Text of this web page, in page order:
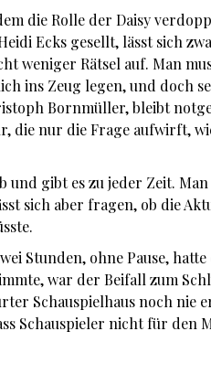
die Rolle der Daisy
Ecks gesellt, lässt sich
weniger Rätsel auf. Man
ins Zeug legen, und doch
Bornmüller, bleibt
die nur die Frage aufwirft,
und gibt es zu jeder Zeit.
sich aber fragen, ob die
Stunden, ohne Pause,
war der Beifall zum
Schauspielhaus noch nie
Schauspieler nicht für den